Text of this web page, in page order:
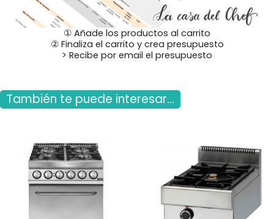
① Añade los productos al carrito
② Finaliza el carrito y crea presupuesto
> Recibe por email el presupuesto
También te puede interesar...